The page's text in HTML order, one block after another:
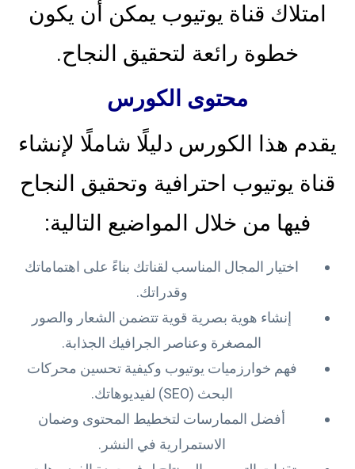
امتلاك قناة يوتيوب يمكن أن يكون
خطوة رائعة لتحقيق النجاح.
محتوى الكورس
يقدم هذا الكورس دليلًا شاملًا لإنشاء
قناة يوتيوب احترافية وتحقيق النجاح
فيها من خلال المواضيع التالية:
اختيار المجال المناسب لقناتك بناءً على اهتماماتك
وقدراتك.
إنشاء هوية بصرية قوية تتضمن الشعار والصور
المصغرة وعناصر الجرافيك الجذابة.
فهم خوارزميات يوتيوب وكيفية تحسين محركات
البحث (SEO) لفيديوهاتك.
أفضل الممارسات لتخطيط المحتوى وضمان
الاستمرارية في النشر.